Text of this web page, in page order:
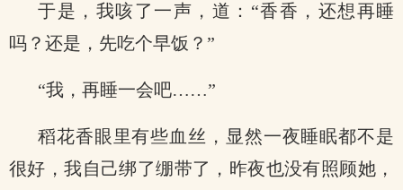
于是，我咳了一声，道：“香香，还想再睡
吗？还是，先吃个早饭？”
“我，再睡一会吧……”
稻花香眼里有些血丝，显然一夜睡眠都不是
很好，我自己绑了绷带了，昨夜也没有照顾她，